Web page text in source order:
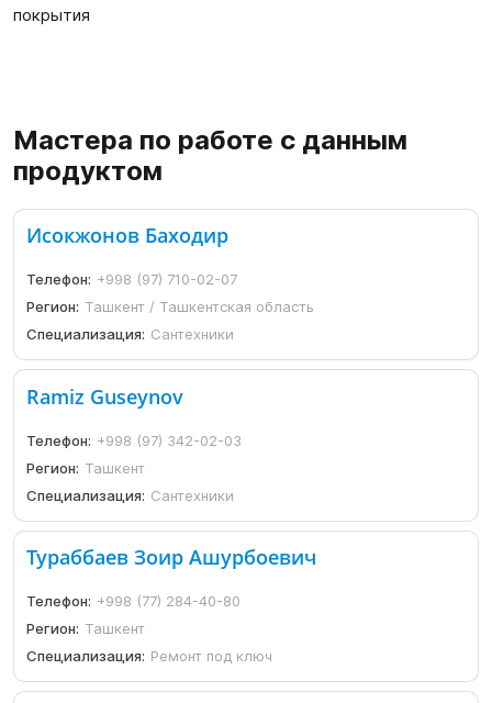
покрытия
Мастера по работе с данным
продуктом
Исокжонов Баходир
Телефон: +998 (97) 710-02-07
Регион: Ташкент / Ташкентская область
Специализация: Сантехники
Ramiz Guseynov
Телефон: +998 (97) 342-02-03
Регион: Ташкент
Специализация: Сантехники
Тураббаев Зоир Ашурбоевич
Телефон: +998 (77) 284-40-80
Регион: Ташкент
Специализация: Ремонт под ключ